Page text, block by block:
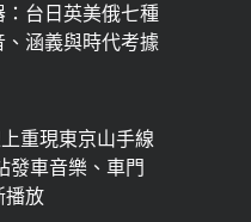
：台日英美俄七種
涵義與時代考據
上重現東京山手線
發車音樂、車門
播放